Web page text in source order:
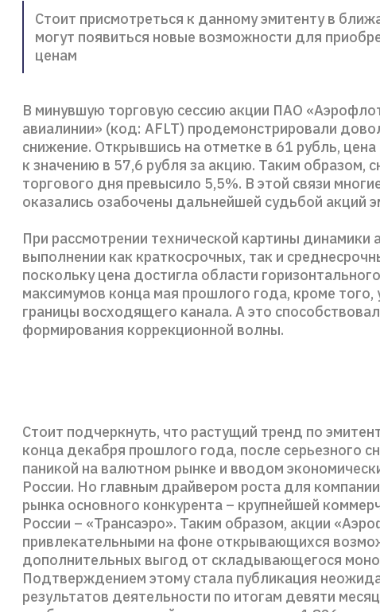
Стоит присмотреться к данному эмитенту в
могут появиться новые возможности для
ценам
В минувшую торговую сессию акции ПАО
авиалинии» (код: AFLT) продемонстрировали
снижение. Открывшись на отметке в 61 рубль, цена
к значению в 57,6 рубля за акцию. Таким образом,
торгового дня превысило 5,5%. В этой связи
оказались озабочены дальнейшей судьбой акций
При рассмотрении технической картины динамики
выполнении как краткосрочных, так и
поскольку цена достигла области
максимумов конца мая прошлого года, кроме того,
границы восходящего канала. А это
формирования коррекционной волны.
Стоит подчеркнуть, что растущий тренд по
конца декабря прошлого года, после серьезного
паникой на валютном рынке и вводом
России. Но главным драйвером роста для
рынка основного конкурента – крупнейшей
России – «Трансаэро». Таким образом, акции
привлекательными на фоне открывающихся
дополнительных выгод от складывающегося
Подтверждением этому стала публикация
результатов деятельности по итогам девяти